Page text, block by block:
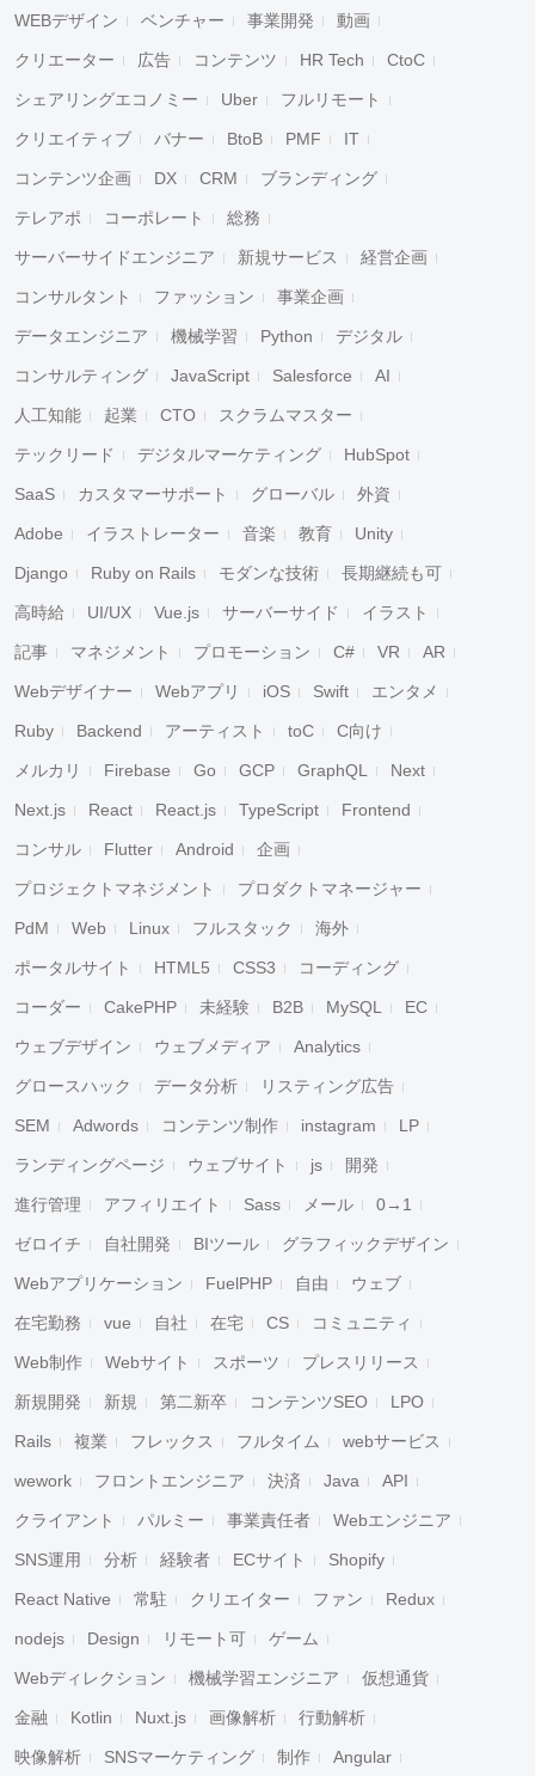
WEBデザイン ベンチャー 事業開発 動画
クリエーター 広告 コンテンツ HR Tech CtoC
シェアリングエコノミー Uber フルリモート
クリエイティブ バナー BtoB PMF IT
コンテンツ企画 DX CRM ブランディング
テレアポ コーポレート 総務
サーバーサイドエンジニア 新規サービス 経営企画
コンサルタント ファッション 事業企画
データエンジニア 機械学習 Python デジタル
コンサルティング JavaScript Salesforce AI
人工知能 起業 CTO スクラムマスター
テックリード デジタルマーケティング HubSpot
SaaS カスタマーサポート グローバル 外資
Adobe イラストレーター 音楽 教育 Unity
Django Ruby on Rails モダンな技術 長期継続も可
高時給 UI/UX Vue.js サーバーサイド イラスト
記事 マネジメント プロモーション C# VR AR
Webデザイナー Webアプリ iOS Swift エンタメ
Ruby Backend アーティスト toC C向け
メルカリ Firebase Go GCP GraphQL Next
Next.js React React.js TypeScript Frontend
コンサル Flutter Android 企画
プロジェクトマネジメント プロダクトマネージャー
PdM Web Linux フルスタック 海外
ポータルサイト HTML5 CSS3 コーディング
コーダー CakePHP 未経験 B2B MySQL EC
ウェブデザイン ウェブメディア Analytics
グロースハック データ分析 リスティング広告
SEM Adwords コンテンツ制作 instagram LP
ランディングページ ウェブサイト js 開発
進行管理 アフィリエイト Sass メール 0→1
ゼロイチ 自社開発 BIツール グラフィックデザイン
Webアプリケーション FuelPHP 自由 ウェブ
在宅勤務 vue 自社 在宅 CS コミュニティ
Web制作 Webサイト スポーツ プレスリリース
新規開発 新規 第二新卒 コンテンツSEO LPO
Rails 複業 フレックス フルタイム webサービス
wework フロントエンジニア 決済 Java API
クライアント パルミー 事業責任者 Webエンジニア
SNS運用 分析 経験者 ECサイト Shopify
React Native 常駐 クリエイター ファン Redux
nodejs Design リモート可 ゲーム
Webディレクション 機械学習エンジニア 仮想通貨
金融 Kotlin Nuxt.js 画像解析 行動解析
映像解析 SNSマーケティング 制作 Angular